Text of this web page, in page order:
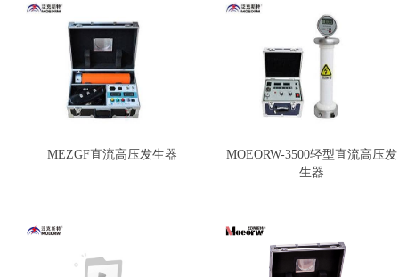
MEZGF直流高压发生器
MOEORW-3500轻型直流高压发
生器